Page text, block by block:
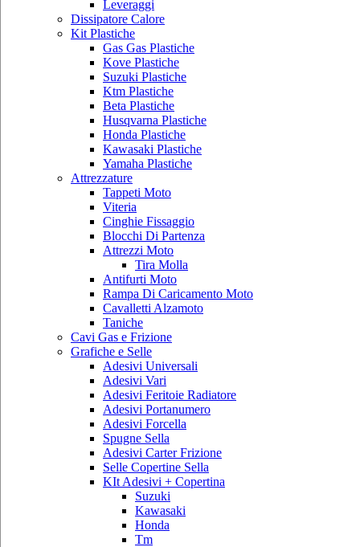
Leveraggi
Dissipatore Calore
Kit Plastiche
Gas Gas Plastiche
Kove Plastiche
Suzuki Plastiche
Ktm Plastiche
Beta Plastiche
Husqvarna Plastiche
Honda Plastiche
Kawasaki Plastiche
Yamaha Plastiche
Attrezzature
Tappeti Moto
Viteria
Cinghie Fissaggio
Blocchi Di Partenza
Attrezzi Moto
Tira Molla
Antifurti Moto
Rampa Di Caricamento Moto
Cavalletti Alzamoto
Taniche
Cavi Gas e Frizione
Grafiche e Selle
Adesivi Universali
Adesivi Vari
Adesivi Feritoie Radiatore
Adesivi Portanumero
Adesivi Forcella
Spugne Sella
Adesivi Carter Frizione
Selle Copertine Sella
KIt Adesivi + Copertina
Suzuki
Kawasaki
Honda
Tm